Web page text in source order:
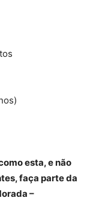
esta, e não
faça parte da
–